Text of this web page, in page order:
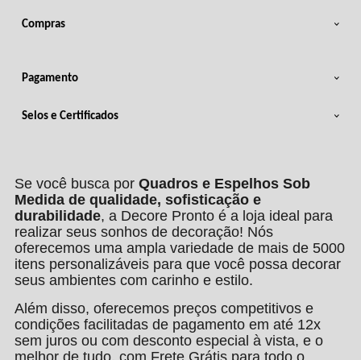
Compras
Pagamento
Selos e Certificados
Se você busca por Quadros e Espelhos Sob
Medida de qualidade, sofisticação e
durabilidade, a Decore Pronto é a loja ideal para
realizar seus sonhos de decoração! Nós
oferecemos uma ampla variedade de mais de 5000
itens personalizáveis para que você possa decorar
seus ambientes com carinho e estilo.
Além disso, oferecemos preços competitivos e
condições facilitadas de pagamento em até 12x
sem juros ou com desconto especial à vista, e o
melhor de tudo, com Frete Grátis para todo o